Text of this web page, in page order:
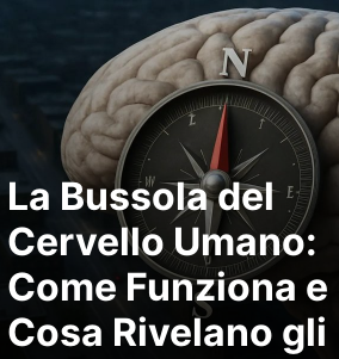
La Bussola del
Cervello Umano:
Come Funziona e
Cosa Rivelano gli